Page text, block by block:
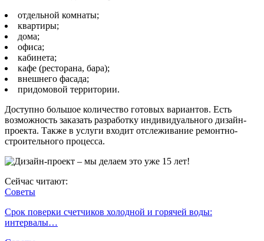
отдельной комнаты;
квартиры;
дома;
офиса;
кабинета;
кафе (ресторана, бара);
внешнего фасада;
придомовой территории.
Доступно большое количество готовых вариантов. Есть
возможность заказать разработку индивидуального дизайн-
проекта. Также в услуги входит отслеживание ремонтно-
строительного процесса.
Сейчас читают:
Советы
Срок поверки счетчиков холодной и горячей воды:
интервалы…